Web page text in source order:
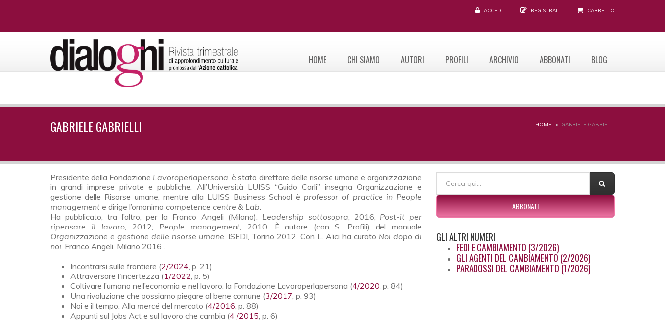
ACCEDI REGISTRATI CARRELLO
HOME CHI SIAMO AUTORI PROFILI ARCHIVIO ABBONATI BLOG
GABRIELE GABRIELLI HOME GABRIELE GABRIELLI
Presidente della Fondazione Lavoroperlapersona, è stato direttore delle risorse umane e organizzazione
in grandi imprese private e pubbliche. All’Università LUISS “Guido Carli” insegna Organizzazione e
gestione delle Risorse umane, mentre alla LUISS Business School è professor of practice in People
management e dirige l’omonimo competence centre & Lab.
Ha pubblicato, tra l’altro, per la Franco Angeli (Milano): Leadership sottosopra, 2016; Post-it per
ripensare il lavoro, 2012; People management, 2010. È autore (con S. Profili) del manuale
Organizzazione e gestione delle risorse umane, ISEDI, Torino 2012. Con L. Alici ha curato Noi dopo di
noi, Franco Angeli, Milano 2016 .
Incontrarsi sulle frontiere (2/2024, p. 21)
Attraversare l'incertezza (1/2022, p. 5)
Coltivare l’umano nell’economia e nel lavoro: la Fondazione Lavoroperlapersona (4/2020, p. 84)
Una rivoluzione che possiamo piegare al bene comune (3/2017, p. 93)
Noi e il tempo. Alla mercé del mercato (4/2016, p. 88)
Appunti sul Jobs Act e sul lavoro che cambia (4 /2015, p. 6)
FORM DI RICERCA
ABBONATI
GLIALTRI NUMERI
FEDI E CAMBIAMENTO (3/2026)
GLI AGENTI DEL CAMBIAMENTO (2/2026)
PARADOSSI DEL CAMBIAMENTO (1/2026)